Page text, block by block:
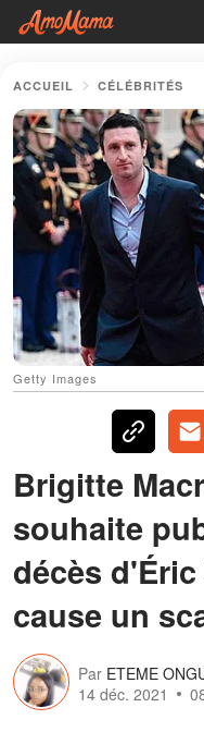
ACCUEIL CÉLÉBRITÉS
Getty Images
Brigitte
souhaite
décès
cause un
Par ETEME
14 déc. 2021